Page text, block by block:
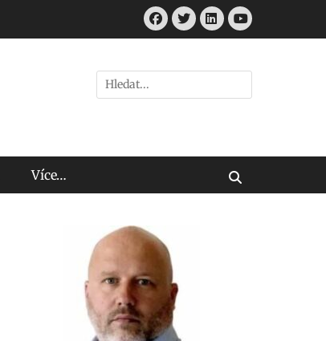
Facebook
Twitter
LinkedIn
Youtube
Hledat:
Více…